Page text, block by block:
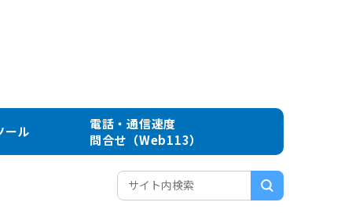
ール
電話・通信速度
問合せ（Web113）